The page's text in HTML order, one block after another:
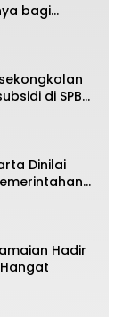
bagi
Kunci
di SPBU
Dinilai
Hadir